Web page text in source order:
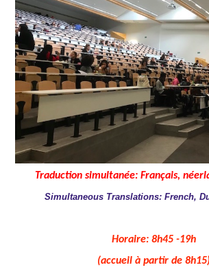
Traduction simultanée: Français,
Simultaneous Translations: French,
Horaire: 8h45 -19h
(accueil à partir de